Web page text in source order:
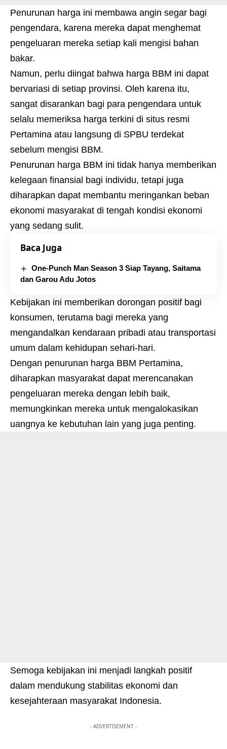
Penurunan harga ini membawa angin segar bagi
pengendara, karena mereka dapat menghemat
pengeluaran mereka setiap kali mengisi bahan
bakar.
Namun, perlu diingat bahwa harga BBM ini dapat
bervariasi di setiap provinsi. Oleh karena itu,
sangat disarankan bagi para pengendara untuk
selalu memeriksa harga terkini di situs resmi
Pertamina atau langsung di SPBU terdekat
sebelum mengisi BBM.
Penurunan harga BBM ini tidak hanya memberikan
kelegaan finansial bagi individu, tetapi juga
diharapkan dapat membantu meringankan beban
ekonomi masyarakat di tengah kondisi ekonomi
yang sedang sulit.
Baca Juga
One-Punch Man Season 3 Siap Tayang, Saitama
dan Garou Adu Jotos
Kebijakan ini memberikan dorongan positif bagi
konsumen, terutama bagi mereka yang
mengandalkan kendaraan pribadi atau transportasi
umum dalam kehidupan sehari-hari.
Dengan penurunan harga BBM Pertamina,
diharapkan masyarakat dapat merencanakan
pengeluaran mereka dengan lebih baik,
memungkinkan mereka untuk mengalokasikan
uangnya ke kebutuhan lain yang juga penting.
Semoga kebijakan ini menjadi langkah positif
dalam mendukung stabilitas ekonomi dan
kesejahteraan masyarakat Indonesia.
- ADVERTISEMENT -